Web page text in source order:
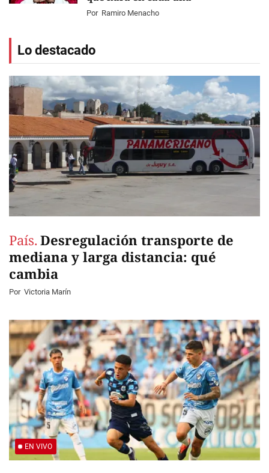
Por Ramiro Menacho
Lo destacado
País. Desregulación transporte de
mediana y larga distancia: qué
cambia
Por Victoria Marín
EN VIVO